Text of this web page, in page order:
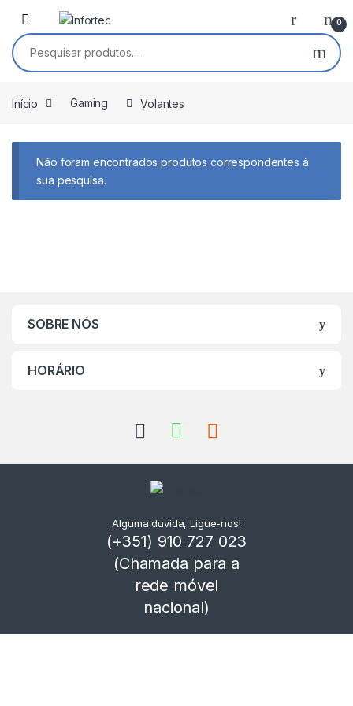
Saltar para navegação
Pular para o conteúdo
0
Pesquisar por:
Início Gaming Volantes
Não foram encontrados produtos correspondentes à
sua pesquisa.
SOBRE NÓS
HORÁRIO
Alguma duvida, Ligue-nos!
(+351) 910 727 023
(Chamada para a
rede móvel
nacional)